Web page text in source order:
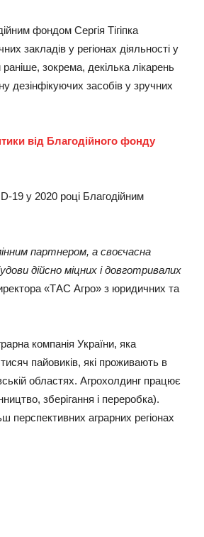
фондом Сергія Тігіпка
закладів у регіонах діяльності у
зокрема, декілька лікарень
дезінфікуючих засобів у зручних
від Благодійного фонду
19 у 2020 році Благодійним
партнером, а своєчасна
дійсно міцних і довготривалих
«ТАС Агро» з юридичних та
компанія України, яка
пайовиків, які проживають в
областях. Агрохолдинг працює
зберігання і переробка).
перспективних аграрних регіонах